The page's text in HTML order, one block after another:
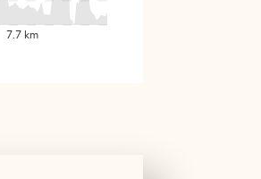
7.7 km